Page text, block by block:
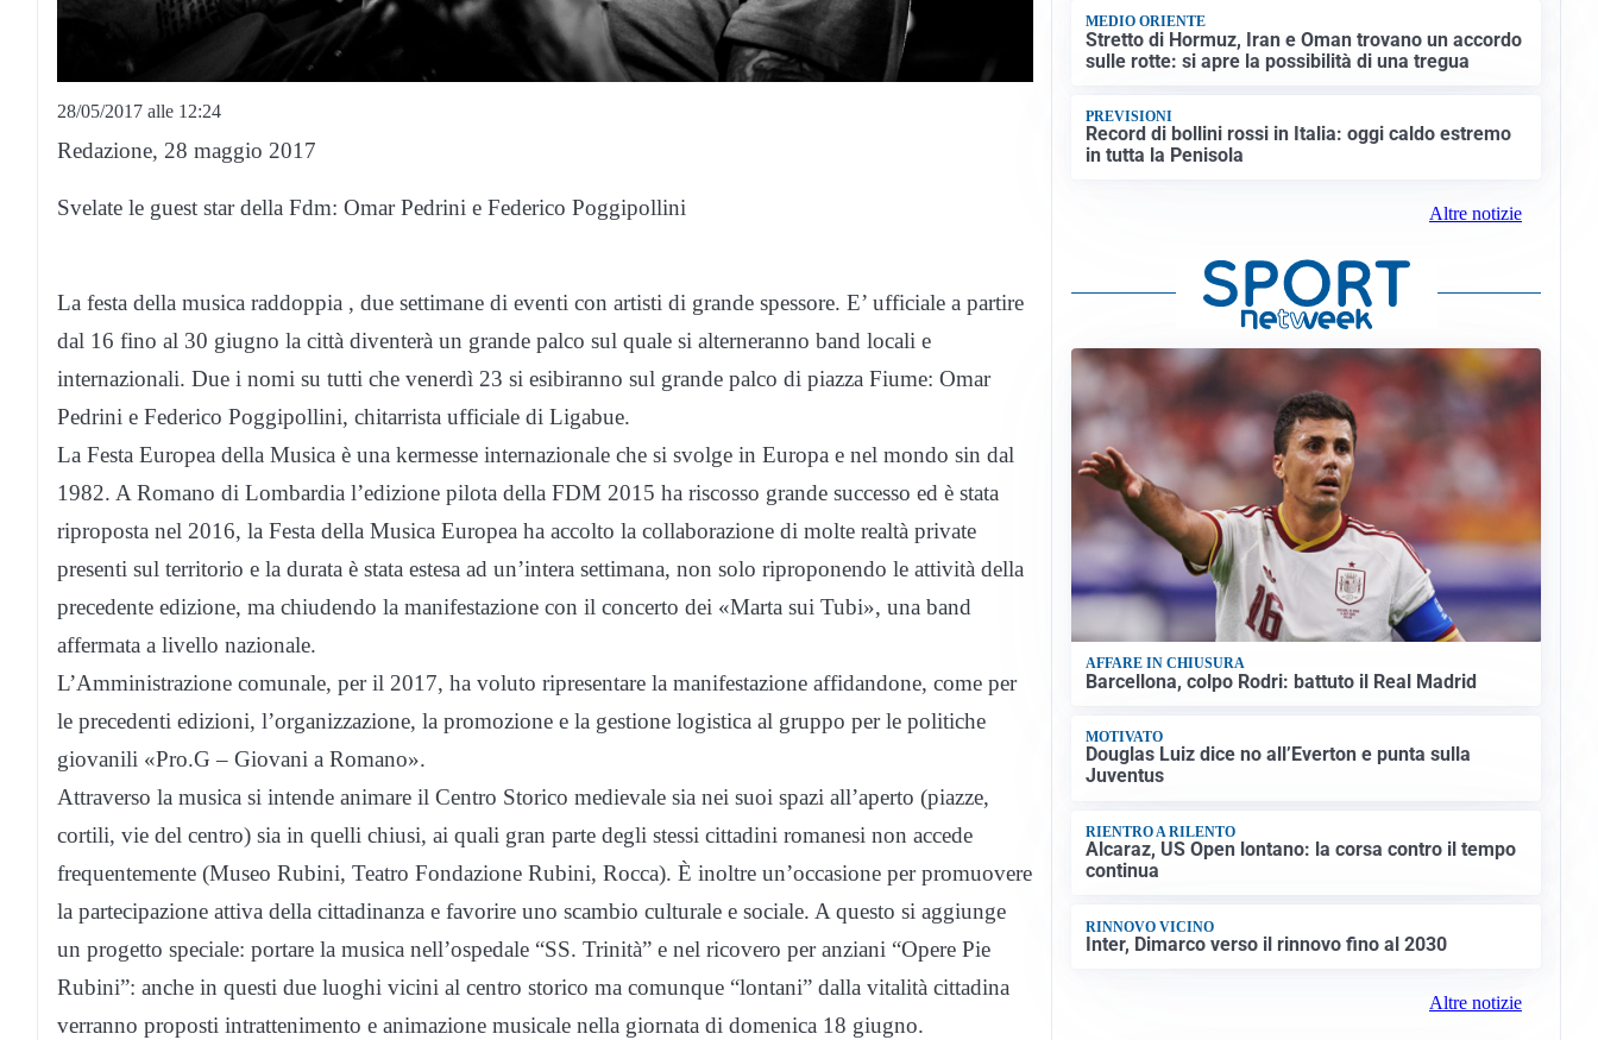
28/05/2017 alle 12:24
Redazione, 28 maggio 2017
Svelate le guest star della Fdm: Omar Pedrini e Federico Poggipollini
La festa della musica raddoppia , due settimane di eventi con artisti di grande spessore. E’ ufficiale a partire
dal 16 fino al 30 giugno la città diventerà un grande palco sul quale si alterneranno band locali e
internazionali. Due i nomi su tutti che venerdì 23 si esibiranno sul grande palco di piazza Fiume: Omar
Pedrini e Federico Poggipollini, chitarrista ufficiale di Ligabue.
La Festa Europea della Musica è una kermesse internazionale che si svolge in Europa e nel mondo sin dal
1982. A Romano di Lombardia l’edizione pilota della FDM 2015 ha riscosso grande successo ed è stata
riproposta nel 2016, la Festa della Musica Europea ha accolto la collaborazione di molte realtà private
presenti sul territorio e la durata è stata estesa ad un’intera settimana, non solo riproponendo le attività della
precedente edizione, ma chiudendo la manifestazione con il concerto dei «Marta sui Tubi», una band
affermata a livello nazionale.
L’Amministrazione comunale, per il 2017, ha voluto ripresentare la manifestazione affidandone, come per
le precedenti edizioni, l’organizzazione, la promozione e la gestione logistica al gruppo per le politiche
giovanili «Pro.G – Giovani a Romano».
Attraverso la musica si intende animare il Centro Storico medievale sia nei suoi spazi all’aperto (piazze,
cortili, vie del centro) sia in quelli chiusi, ai quali gran parte degli stessi cittadini romanesi non accede
frequentemente (Museo Rubini, Teatro Fondazione Rubini, Rocca). È inoltre un’occasione per promuovere
la partecipazione attiva della cittadinanza e favorire uno scambio culturale e sociale. A questo si aggiunge
un progetto speciale: portare la musica nell’ospedale “SS. Trinità” e nel ricovero per anziani “Opere Pie
Rubini”: anche in questi due luoghi vicini al centro storico ma comunque “lontani” dalla vitalità cittadina
verranno proposti intrattenimento e animazione musicale nella giornata di domenica 18 giugno.
MEDIO ORIENTE
Stretto di Hormuz, Iran e Oman trovano un accordo
sulle rotte: si apre la possibilità di una tregua
PREVISIONI
Record di bollini rossi in Italia: oggi caldo estremo
in tutta la Penisola
Altre notizie
AFFARE IN CHIUSURA
Barcellona, colpo Rodri: battuto il Real Madrid
MOTIVATO
Douglas Luiz dice no all’Everton e punta sulla
Juventus
RIENTRO A RILENTO
Alcaraz, US Open lontano: la corsa contro il tempo
continua
RINNOVO VICINO
Inter, Dimarco verso il rinnovo fino al 2030
Altre notizie